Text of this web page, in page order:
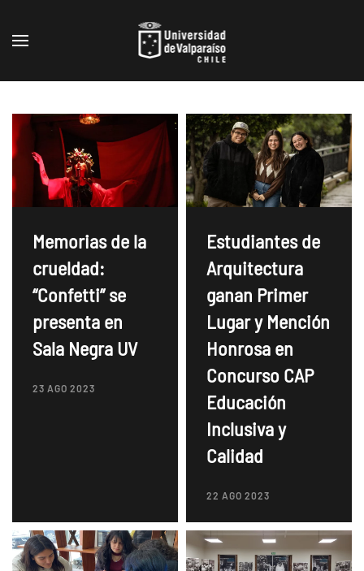
Skip to main content
Memorias de la
crueldad:
“Confetti” se
presenta en
Sala Negra UV
23 AGO 2023
Estudiantes de
Arquitectura
ganan Primer
Lugar y Mención
Honrosa en
Concurso CAP
Educación
Inclusiva y
Calidad
22 AGO 2023